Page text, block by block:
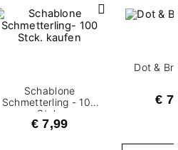
Schablone
Schmetterling - 100
Stck.
€ 7,99
Dot &
€